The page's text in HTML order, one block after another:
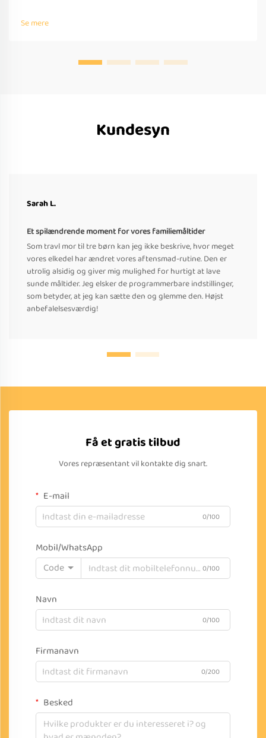
understøttelse, hurtig prototyping og overholdelse af globale
standarder. Anmod om et tilbud i dag.
Se mere
Kundesyn
Sarah L.
Et spilændrende moment for vores familiemåltider
Som travl mor til tre børn kan jeg ikke beskrive, hvor meget
vores elkedel har ændret vores aftensmad-rutine. Den er
utrolig alsidig og giver mig mulighed for hurtigt at lave
sunde måltider. Jeg elsker de programmerbare indstillinger,
som betyder, at jeg kan sætte den og glemme den. Højst
anbefalelsesværdig!
Få et gratis tilbud
Vores repræsentant vil kontakte dig snart.
E-mail
0/100
Mobil/WhatsApp
Code
0/100
Navn
0/100
Firmanavn
0/200
Besked